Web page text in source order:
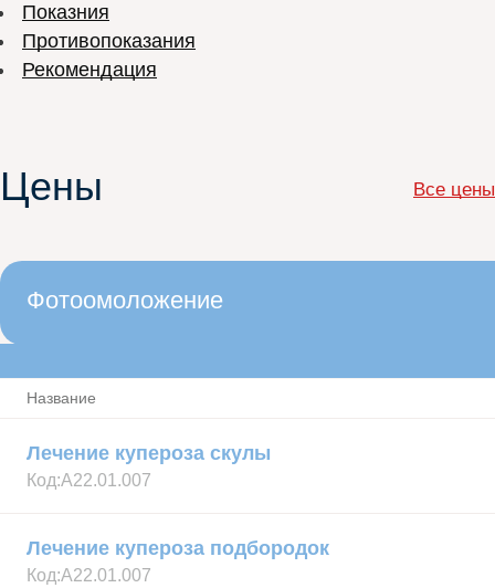
Показния
Противопоказания
Рекомендация
Цены Все цены
Фотоомоложение
Название
Лечение купероза скулы
Код:А22.01.007
Лечение купероза подбородок
Код:А22.01.007